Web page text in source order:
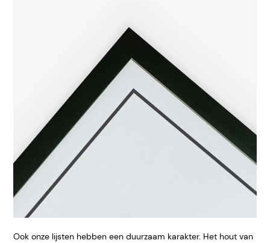
Ook onze lijsten hebben een duurzaam karakter. Het hout van